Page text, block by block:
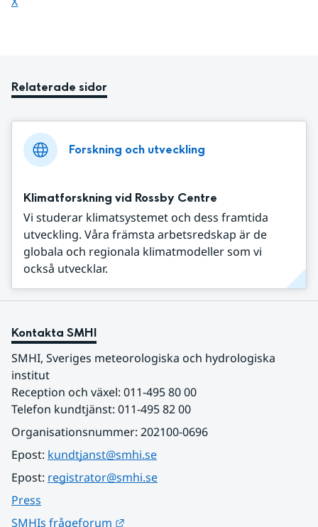
Relaterade sidor
Forskning och utveckling
Klimatforskning vid Rossby Centre
Vi studerar klimatsystemet och dess framtida
utveckling. Våra främsta arbetsredskap är de
globala och regionala klimatmodeller som vi
också utvecklar.
Kontakta SMHI
SMHI, Sveriges meteorologiska och hydrologiska
institut
Reception och växel: 011-495 80 00
Telefon kundtjänst: 011-495 82 00
Organisationsnummer: 202100-0696
Epost: kundtjanst@smhi.se
Epost: registrator@smhi.se
Press
SMHIs frågeforum